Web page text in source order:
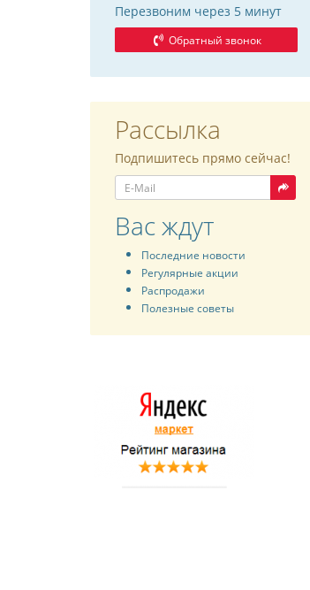
Перезвоним через 5 минут
Обратный звонок
Рассылка
Подпишитесь прямо сейчас!
Вас ждут
Последние новости
Регулярные акции
Распродажи
Полезные советы